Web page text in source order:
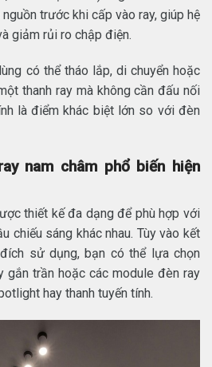
trước khi cấp vào ray, giúp hệ
giảm rủi ro chập điện.
có thể tháo lắp, di chuyển hoặc
thanh ray mà không cần đấu nối
là điểm khác biệt lớn so với đèn
nam châm phổ biến hiện
thiết kế đa dạng để phù hợp với
chiếu sáng khác nhau. Tùy vào kết
sử dụng, bạn có thể lựa chọn
gắn trần hoặc các module đèn ray
hay thanh tuyến tính.